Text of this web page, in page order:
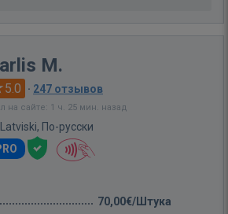
M.
5.0 · 247 отзывов
на сайте: 1 ч. 25 мин. назад
Latviski, По-русски
70,00€/Штука